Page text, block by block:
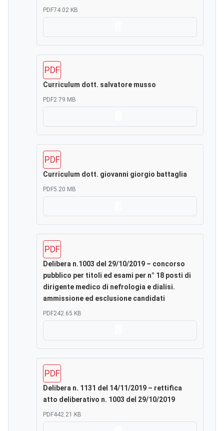
PDF74.02 KB
PDF
Curriculum dott. salvatore musso
PDF2.79 MB
PDF
Curriculum dott. giovanni giorgio battaglia
PDF5.20 MB
PDF
Delibera n.1003 del 29/10/2019 – concorso
pubblico per titoli ed esami per n° 18 posti di
dirigente medico di nefrologia e dialisi.
ammissione ed esclusione candidati
PDF242.65 KB
PDF
Delibera n. 1131 del 14/11/2019 – rettifica
atto deliberativo n. 1003 del 29/10/2019
PDF442.21 KB